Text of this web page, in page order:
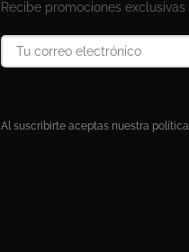
Recibe promociones
Al suscribirte aceptas nuestra